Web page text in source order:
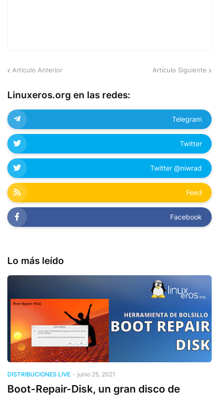
Artículo Anterior Artículo Siguiente
Linuxeros.org en las redes:
Telegram
Twitter
Twitter @niwrad
Feed
Facebook
Lo más leído
DISTRIBUCIONES LIVE - junio 25, 2021
Boot-Repair-Disk, un gran disco de